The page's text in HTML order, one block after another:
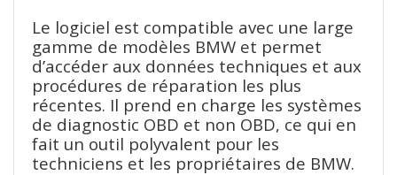
Le logiciel est compatible avec une large
gamme de modèles BMW et permet
d’accéder aux données techniques et aux
procédures de réparation les plus
récentes. Il prend en charge les systèmes
de diagnostic OBD et non OBD, ce qui en
fait un outil polyvalent pour les
techniciens et les propriétaires de BMW.